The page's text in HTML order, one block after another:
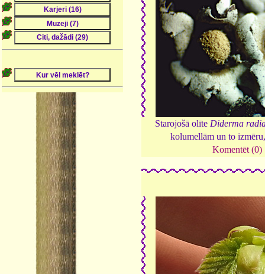
Starojošā olīte Diderma
kolumellām un to
Komentēt (0)